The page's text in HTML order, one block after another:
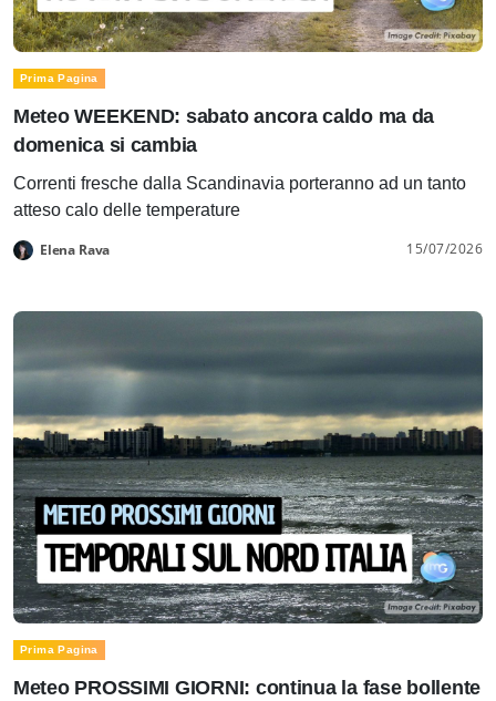
Prima Pagina
Meteo WEEKEND: sabato ancora caldo ma da
domenica si cambia
Correnti fresche dalla Scandinavia porteranno ad un tanto
atteso calo delle temperature
Elena Rava 15/07/2026
Prima Pagina
Meteo PROSSIMI GIORNI: continua la fase bollente